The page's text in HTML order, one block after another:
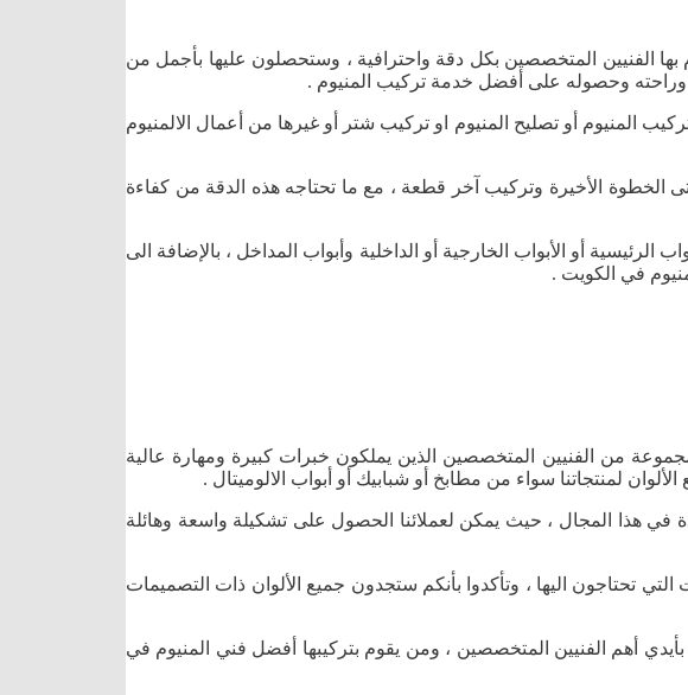
الفنيين المتخصصين بكل دقة واحترافية ، وستحصلون عليها بأجمل من
وراحته وحصوله على أفضل خدمة تركيب المنيوم .
المنيوم أو تصليح المنيوم او تركيب شتر أو غيرها من أعمال الالمنيوم
الخطوة الأخيرة وتركيب آخر قطعة ، مع ما تحتاجه هذه الدقة من كفاءة
الرئيسية أو الأبواب الخارجية أو الداخلية وأبواب المداخل ، بالإضافة الى
في الكويت .
من الفنيين المتخصصين الذين يملكون خبرات كبيرة ومهارة عالية
لمنتجاتنا سواء من مطابخ أو شبابيك أو أبواب الالوميتال .
في هذا المجال ، حيث يمكن لعملائنا الحصول على تشكيلة واسعة وهائلة
تحتاجون اليها ، وتأكدوا بأنكم ستجدون جميع الألوان ذات التصميمات
أهم الفنيين المتخصصين ، ومن يقوم بتركيبها أفضل فني المنيوم في